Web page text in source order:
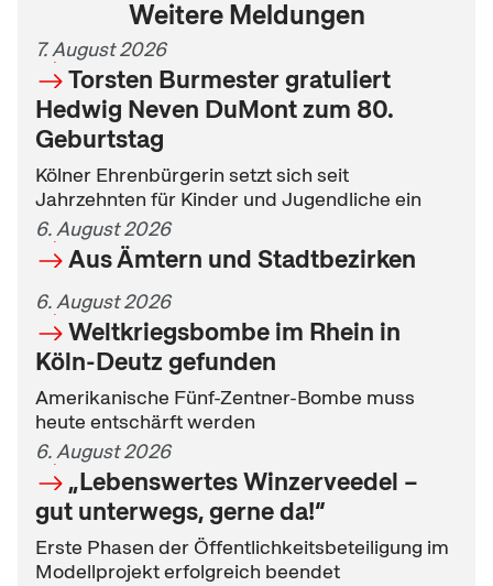
Weitere Meldungen
7. August 2026
Torsten Burmester gratuliert
Hedwig Neven DuMont zum 80.
Geburtstag
Kölner Ehrenbürgerin setzt sich seit
Jahrzehnten für Kinder und Jugendliche ein
6. August 2026
Aus Ämtern und Stadtbezirken
6. August 2026
Weltkriegsbombe im Rhein in
Köln-Deutz gefunden
Amerikanische Fünf-Zentner-Bombe muss
heute entschärft werden
6. August 2026
„Lebenswertes Winzerveedel –
gut unterwegs, gerne da!“
Erste Phasen der Öffentlichkeitsbeteiligung im
Modellprojekt erfolgreich beendet